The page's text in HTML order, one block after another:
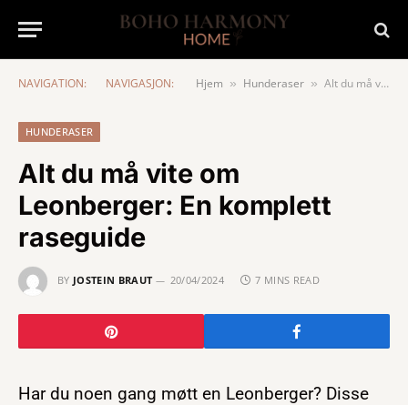
NAVIGATION: NAVIGASJON: Hjem » Hunderaser » Alt du må vite om Leonberger: En komplett raseguide
HUNDERASER
Alt du må vite om
Leonberger: En komplett
raseguide
BY JOSTEIN BRAUT 20/04/2024 7 MINS READ
Har du noen gang møtt en Leonberger? Disse